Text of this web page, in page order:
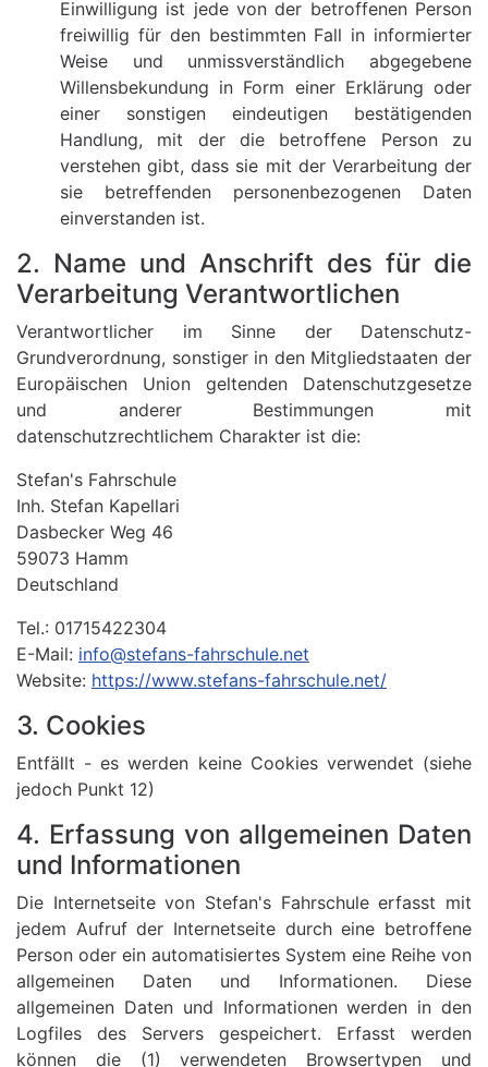
Einwilligung ist jede von der betroffenen Person
freiwillig für den bestimmten Fall in informierter
Weise und unmissverständlich abgegebene
Willensbekundung in Form einer Erklärung oder
einer sonstigen eindeutigen bestätigenden
Handlung, mit der die betroffene Person zu
verstehen gibt, dass sie mit der Verarbeitung der
sie betreffenden personenbezogenen Daten
einverstanden ist.
2. Name und Anschrift des für die
Verarbeitung Verantwortlichen
Verantwortlicher im Sinne der Datenschutz-
Grundverordnung, sonstiger in den Mitgliedstaaten der
Europäischen Union geltenden Datenschutzgesetze
und anderer Bestimmungen mit
datenschutzrechtlichem Charakter ist die:
Stefan's Fahrschule
Inh. Stefan Kapellari
Dasbecker Weg 46
59073 Hamm
Deutschland
Tel.: 01715422304
E-Mail: info@stefans-fahrschule.net
Website: https://www.stefans-fahrschule.net/
3. Cookies
Entfällt - es werden keine Cookies verwendet (siehe
jedoch Punkt 12)
4. Erfassung von allgemeinen Daten
und Informationen
Die Internetseite von Stefan's Fahrschule erfasst mit
jedem Aufruf der Internetseite durch eine betroffene
Person oder ein automatisiertes System eine Reihe von
allgemeinen Daten und Informationen. Diese
allgemeinen Daten und Informationen werden in den
Logfiles des Servers gespeichert. Erfasst werden
können die (1) verwendeten Browsertypen und